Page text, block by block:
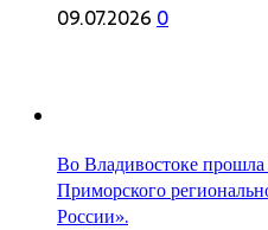
09.07.2026 0
Во Владивостоке
Приморского
России».